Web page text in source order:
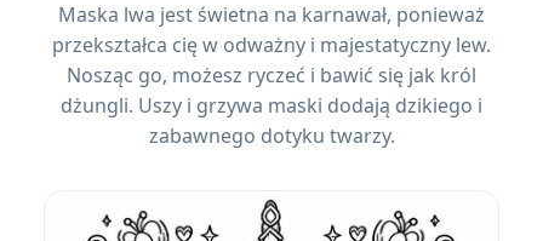
Maska lwa jest świetna na karnawał, ponieważ
przekształca cię w odważny i majestatyczny lew.
Nosząc go, możesz ryczeć i bawić się jak król
dżungli. Uszy i grzywa maski dodają dzikiego i
zabawnego dotyku twarzy.